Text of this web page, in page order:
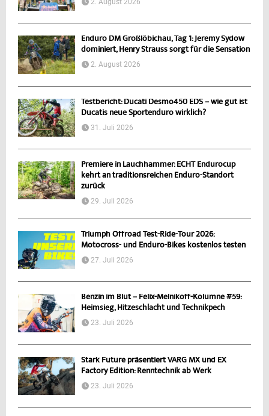
2. August 2026
Enduro DM Großlöbichau, Tag 1: Jeremy Sydow
dominiert, Henry Strauss sorgt für die Sensation
2. August 2026
Testbericht: Ducati Desmo450 EDS – wie gut ist
Ducatis neue Sportenduro wirklich?
31. Juli 2026
Premiere in Lauchhammer: ECHT Endurocup
kehrt an traditionsreichen Enduro-Standort
zurück
29. Juli 2026
Triumph Offroad Test-Ride-Tour 2026:
Motocross- und Enduro-Bikes kostenlos testen
27. Juli 2026
Benzin im Blut – Felix-Melnikoff-Kolumne #59:
Heimsieg, Hitzeschlacht und Technikpech
23. Juli 2026
Stark Future präsentiert VARG MX und EX
Factory Edition: Renntechnik ab Werk
23. Juli 2026